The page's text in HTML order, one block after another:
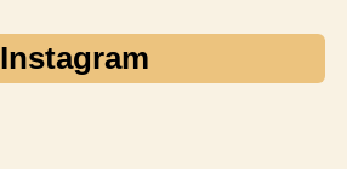
Instagram